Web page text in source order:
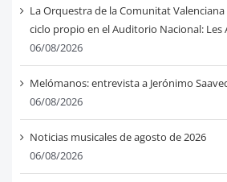
La Orquestra de la Comunitat
ciclo propio en el Auditorio Nacional: Les
06/08/2026
Melómanos: entrevista a Jerónimo
06/08/2026
Noticias musicales de agosto de 2026
06/08/2026